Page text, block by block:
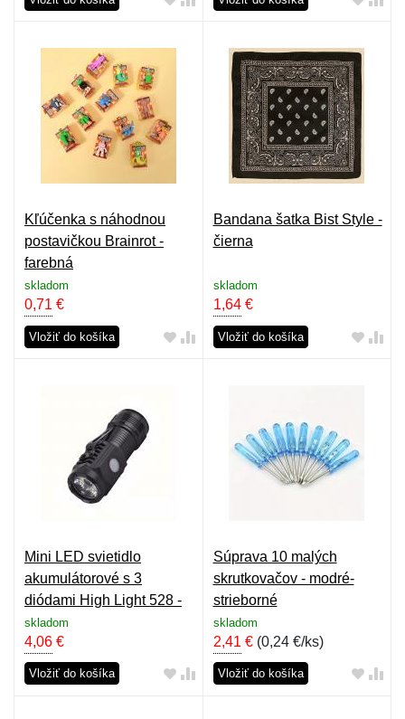
Kľúčenka s náhodnou
postavičkou Brainrot -
farebná
skladom
0,71 €
Vložiť do košíka
Bandana šatka Bist Style -
čierna
skladom
1,64€
Vložiť do košíka
Mini LED svietidlo
akumulátorové s 3
diódami High Light 528 -
čierne
skladom
4,06 €
Vložiť do košíka
Súprava 10 malých
skrutkovačov - modré-
strieborné
skladom
2,41 €(0,24 €/ks)
Vložiť do košíka